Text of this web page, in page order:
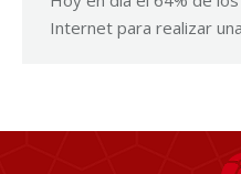
Internet para realizar